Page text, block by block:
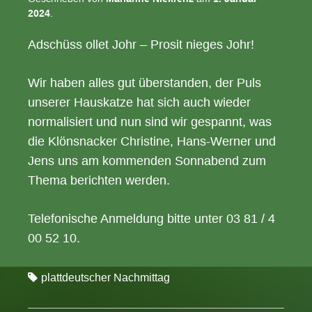
2024.
Adschüss ollet Johr – Prosit nieges Johr!
Wir haben alles gut überstanden, der Puls
unserer Hauskatze hat sich auch wieder
normalisiert und nun sind wir gespannt, was
die Klönsnacker Christine, Hans-Werner und
Jens uns am kommenden Sonnabend zum
Thema berichten werden.
Telefonische Anmeldung bitte unter 03 81 / 4
00 52 10.
plattdeutscher Nachmittag